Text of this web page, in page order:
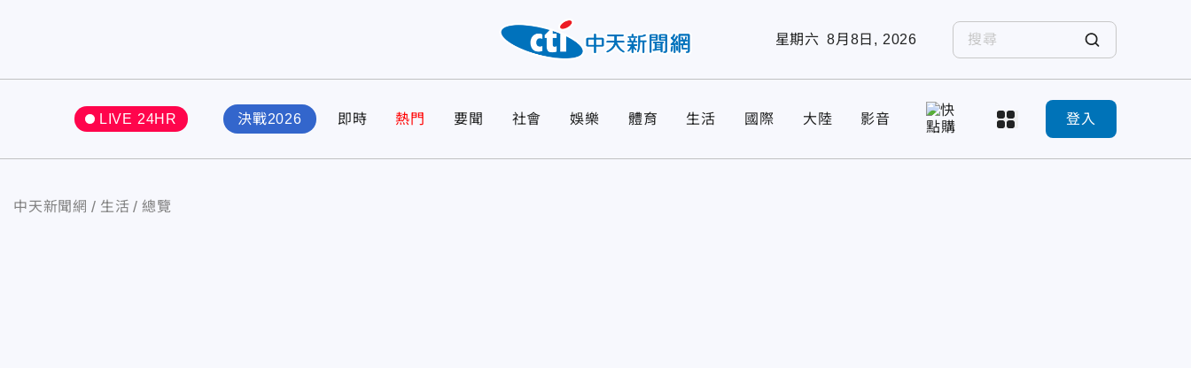
星期六 8月8日, 2026
LIVE 24HR 決戰2026 即時 熱門 要聞 社會 娛樂 體育 生活 國際 大陸 影音 登入
中天新聞網 生活 總覽